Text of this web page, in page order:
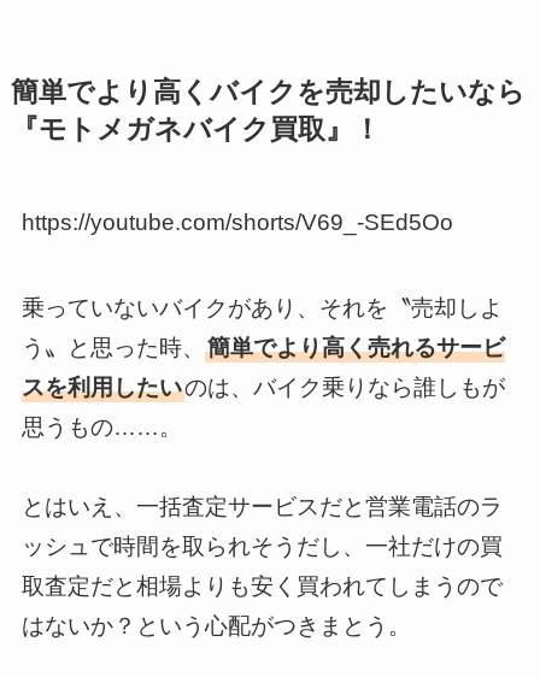
簡単でより高くバイクを売却したいなら
『モトメガネバイク買取』！
https://youtube.com/shorts/V69_-SEd5Oo
乗っていないバイクがあり、それを〝売却しよ
う〟と思った時、 簡単でより高く売れるサービ
スを利用したいのは、バイク乗りなら誰しもが
思うもの……。
とはいえ、一括査定サービスだと営業電話のラ
ッシュで時間を取られそうだし、一社だけの買
取査定だと相場よりも安く買われてしまうので
はないか？という心配がつきまとう。